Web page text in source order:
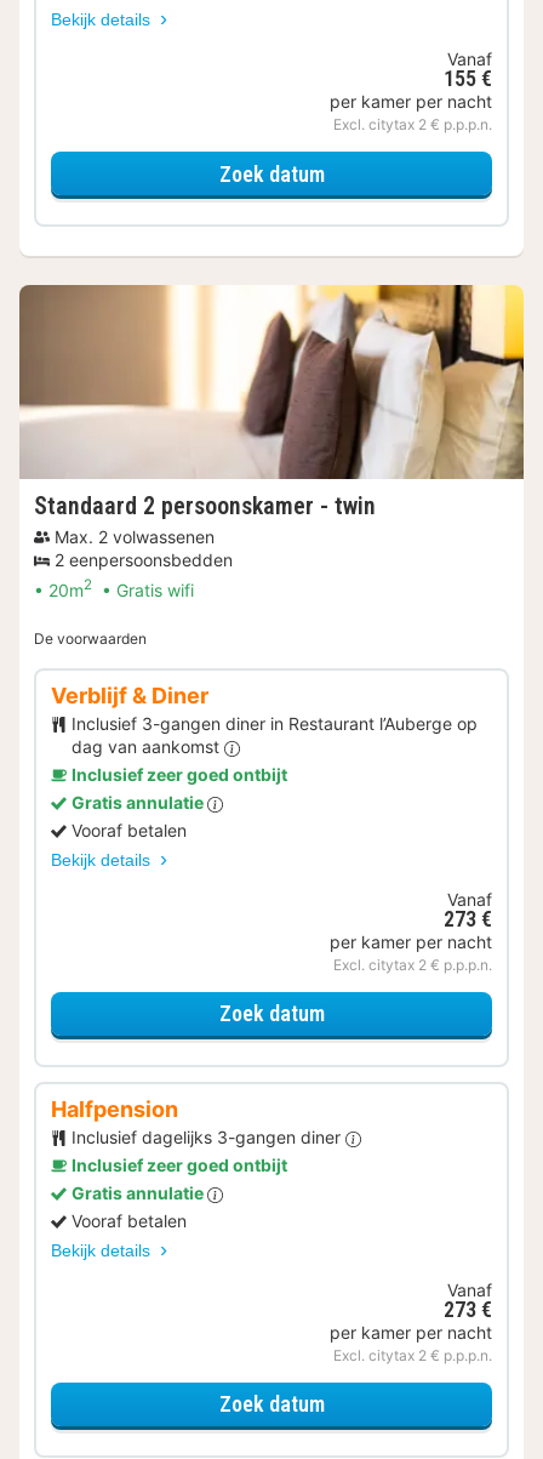
Bekijk details
Vanaf
155 €
per kamer per nacht
Excl. citytax 2 € p.p.p.n.
Zoek datumvoor Comfort
Standaard 2 persoonskamer - twin
Max. 2 volwassenen
2 eenpersoonsbedden
20m2 Gratis wifi
De voorwaarden
Verblijf & Diner
Inclusief 3-gangen diner in Restaurant l’Auberge op
dag van aankomst
Inclusief zeer goed ontbijt
Gratis annulatie
Vooraf betalen
Bekijk details
Vanaf
273 €
per kamer per nacht
Excl. citytax 2 € p.p.p.n.
Zoek datumvoor Verblijf & Diner
Halfpension
Inclusief dagelijks 3-gangen diner
Inclusief zeer goed ontbijt
Gratis annulatie
Vooraf betalen
Bekijk details
Vanaf
273 €
per kamer per nacht
Excl. citytax 2 € p.p.p.n.
Zoek datumvoor Halfpension